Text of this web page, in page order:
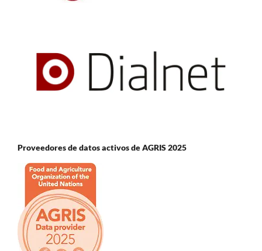
Proveedores de datos activos de AGRIS 2025